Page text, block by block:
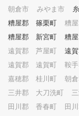
スデビューから中
トスコア更新までし
ート。 ～プランのご説明～ ※
ワンポイントレッス
でプランが分かれ
ご希望に合ったプラ
ください♪
朝倉市
みやま市
糟屋郡 篠栗町
糟
糟屋郡 新宮町
糟
遠賀郡 芦屋町
遠
遠賀郡 遠賀町
鞍
嘉穂郡 桂川町
朝
三井郡 大刀洗町
田川郡 香春町
田